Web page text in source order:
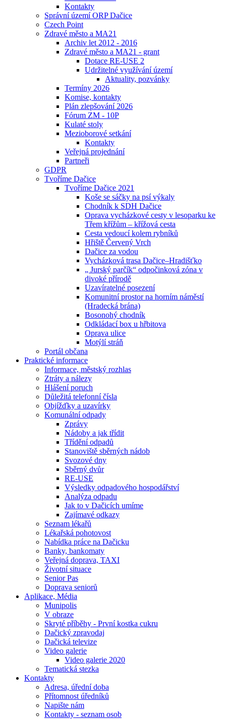
Kontakty
Správní území ORP Dačice
Czech Point
Zdravé město a MA21
Archiv let 2012 - 2016
Zdravé město a MA21 - grant
Dotace RE-USE 2
Udržitelné využívání území
Aktuality, pozvánky
Termíny 2026
Komise, kontakty
Plán zlepšování 2026
Fórum ZM - 10P
Kulaté stoly
Mezioborové setkání
Kontakty
Veřejná projednání
Partneři
GDPR
Tvoříme Dačice
Tvoříme Dačice 2021
Koše se sáčky na psí výkaly
Chodník k SDH Dačice
Oprava vycházkové cesty v lesoparku ke
Třem křížům – křížová cesta
Cesta vedoucí kolem rybníků
Hřiště Červený Vrch
Dačice za vodou
Vycházková trasa Dačice–Hradišťko
„ Jurský parčík“ odpočinková zóna v
divoké přírodě
Uzavíratelné posezení
Komunitní prostor na horním náměstí
(Hradecká brána)
Bosonohý chodník
Odkládací box u hřbitova
Oprava ulice
Motýlí stráň
Portál občana
Praktické informace
Informace, městský rozhlas
Ztráty a nálezy
Hlášení poruch
Důležitá telefonní čísla
Objížďky a uzavírky
Komunální odpady
Zprávy
Nádoby a jak třídit
Třídění odpadů
Stanoviště sběrných nádob
Svozové dny
Sběrný dvůr
RE-USE
Výsledky odpadového hospodářství
Analýza odpadu
Jak to v Dačicích umíme
Zajímavé odkazy
Seznam lékařů
Lékařská pohotovost
Nabídka práce na Dačicku
Banky, bankomaty
Veřejná doprava, TAXI
Životní situace
Senior Pas
Doprava seniorů
Aplikace, Média
Munipolis
V obraze
Skryté příběhy - První kostka cukru
Dačický zpravodaj
Dačická televize
Video galerie
Video galerie 2020
Tematická stezka
Kontakty
Adresa, úřední doba
Přítomnost úředníků
Napište nám
Kontakty - seznam osob